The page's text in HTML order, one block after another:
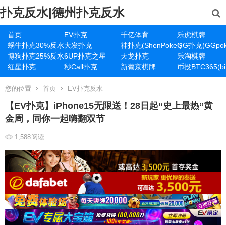
扑克反水|德州扑克反水
首页 EV扑克 千亿体育
乐虎棋牌
蜗牛扑克30%反水大发扑克 神扑克(ShenPoker)GG扑克
博狗扑克25%反水6UP扑克之星 天龙扑克
乐淘棋牌
红星扑克
秒Call扑克 新葡京棋牌 币投
您的位置 首页 EV扑克反水
【EV扑克】iPhone15无限送！28日起“史上最热”黄
金周，同你一起嗨翻双节
1,588阅读